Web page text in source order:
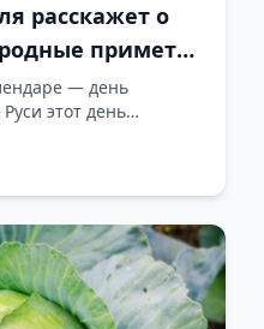
расскажет о
приметы
— день
этот день
каким будет